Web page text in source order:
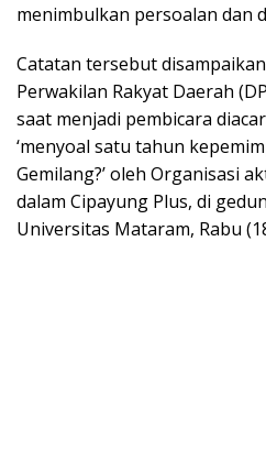
menimbulkan persoalan dan
Catatan tersebut
Perwakilan Rakyat Daerah
saat menjadi pembicara
‘menyoal satu tahun
Gemilang?’ oleh Organisasi
dalam Cipayung Plus, di
Universitas Mataram, Rabu